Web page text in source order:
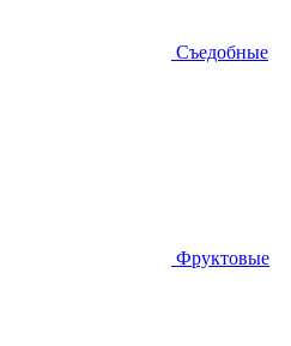
Съедобные
Фруктовые